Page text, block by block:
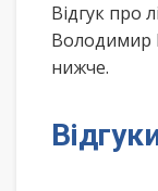
Відгук про
Володимир
нижче.